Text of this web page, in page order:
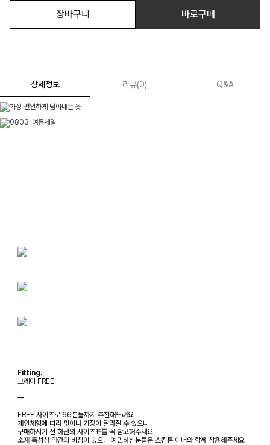
장바구니 바로구매
상세정보 리뷰(0) Q&A
Fitting.
그레이 FREE
ㅡ
FREE 사이즈로 66분들까지 추천해드려요
개인체형에 따라 핏이나 기장이 달라질 수 있으니
구매하시기 전 하단의 사이즈표를 꼭 참고해주세요
소재 특성상 약간의 비침이 있으니 예민하신분들은 스킨톤 이너와 함께 착용해주세요